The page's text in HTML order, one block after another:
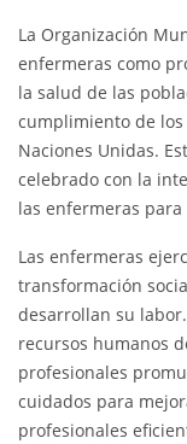
La Organización
enfermeras como
la salud de las
cumplimiento de
Naciones Unidas.
celebrado con la
las enfermeras
Las enfermeras
transformación
desarrollan su
recursos humanos
profesionales
cuidados para
profesionales